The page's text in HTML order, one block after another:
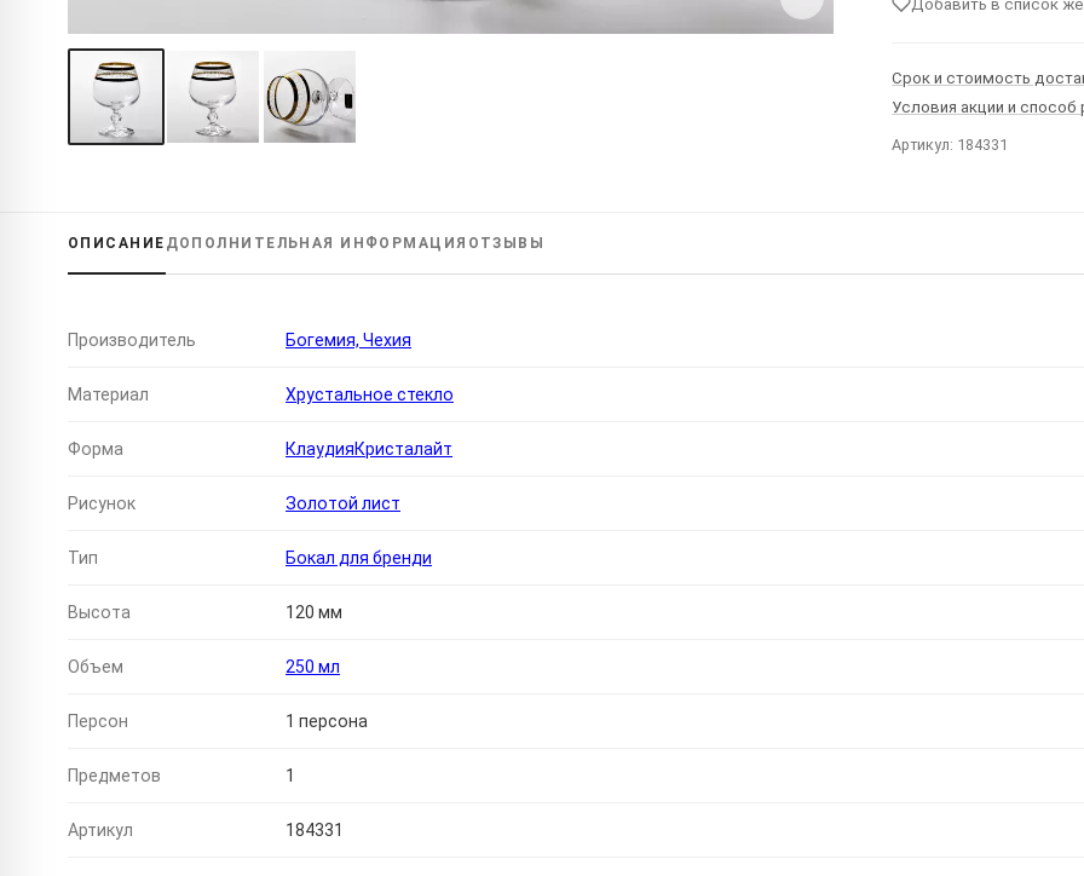
Добавить в список
Срок и стоимость
Условия акции и способ
Артикул: 184331
ОПИСАНИЕ ДОПОЛНИТЕЛЬНАЯ ИНФОРМАЦИЯ ОТЗЫВЫ
Производитель Богемия, Чехия
Материал Хрустальное стекло
Форма КлаудияКристалайт
Рисунок Золотой лист
Тип Бокал для бренди
Высота 120 мм
Объем 250 мл
Персон 1 персона
Предметов 1
Артикул 184331